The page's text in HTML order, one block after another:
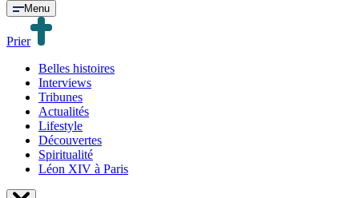
Menu
Prier
Belles histoires
Interviews
Tribunes
Actualités
Lifestyle
Découvertes
Spiritualité
Léon XIV à Paris